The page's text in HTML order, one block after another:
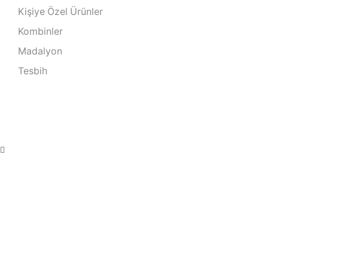
Kişiye Özel Ürünler
Kombinler
Madalyon
Tesbih